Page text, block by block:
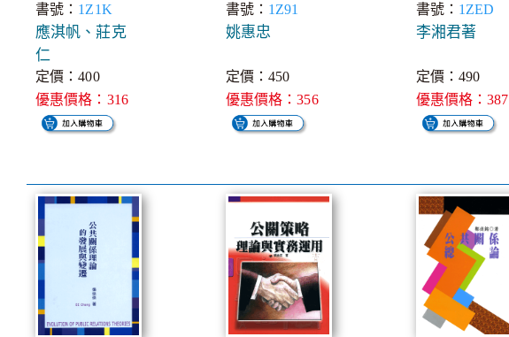
書號： 1Z1K
應淇帆、莊克
仁
定價：400
優惠價格：316
書號： 1Z91
姚惠忠
定價：450
優惠價格：356
書號： 1ZED
李湘君著
定價：490
優惠價格：387